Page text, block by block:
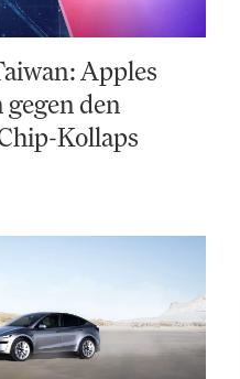
Apples
den
Kollaps